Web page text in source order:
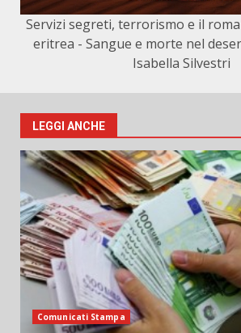
Servizi segreti, terrorismo e il
eritrea - Sangue e morte nel
Isabella Silvestri
LEGGI ANCHE
Comunicati Stampa